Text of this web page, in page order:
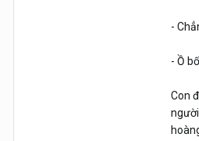
-
- Ồ
Con